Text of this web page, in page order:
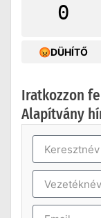
0
😡DÜHÍTŐ
Iratkozzon
Alapítvány